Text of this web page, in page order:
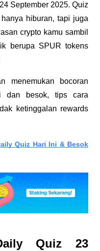
September 2025. Quiz
hiburan, tapi juga
crypto kamu sambil
berupa SPUR tokens
menemukan bocoran
dan besok, tips cara
ketinggalan rewards
Quiz Hari Ini & Besok
Quiz 23